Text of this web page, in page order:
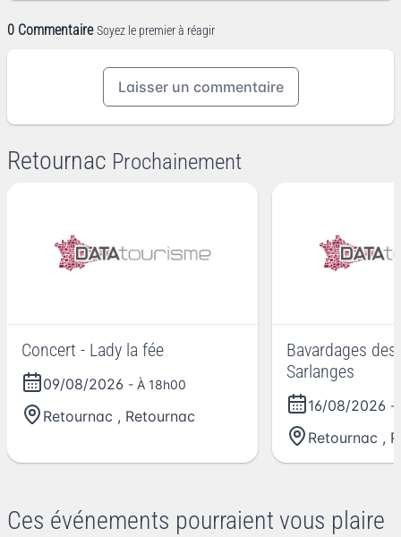
0 Commentaire Soyez le premier à réagir
Laisser un commentaire
Retournac Prochainement
Concert - Lady la fée
09/08/2026 - À 18h00
Retournac , Retournac
Bavardages
Sarlanges
16/08/2026 -
Retournac ,
Ces événements pourraient vous plaire